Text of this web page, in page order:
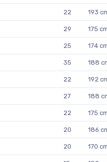
22 193
29 175
25 174
35 188
22 192
27 188
22 175
20 186
20 170